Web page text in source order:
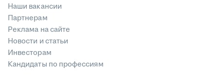
Наши вакансии
Партнерам
Реклама на сайте
Новости и статьи
Инвесторам
Кандидаты по профессиям